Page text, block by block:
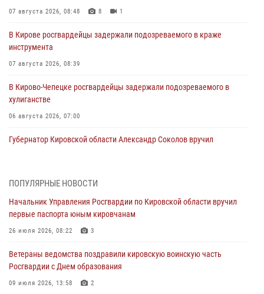
07 августа 2026, 08:48 8 1
В Кирове росгвардейцы задержали подозреваемого в краже
инструмента
07 августа 2026, 08:39
В Кирово-Чепецке росгвардейцы задержали подозреваемого в
хулиганстве
06 августа 2026, 07:00
Губернатор Кировской области Александр Соколов вручил
поддельной купюры
04 августа 2026, 09:30
03 августа 2026, 09:01
В Кирове росгвардейцы и ветераны ведомства приняли участие в
ПОПУЛЯРНЫЕ НОВОСТИ
Начальник Управления Росгвардии по Кировской области вручил
первые паспорта юным кировчанам
26 июля 2026, 08:22 3
Ветераны ведомства поздравили кировскую воинскую часть
Росгвардии с Днем образования
09 июля 2026, 13:58 2